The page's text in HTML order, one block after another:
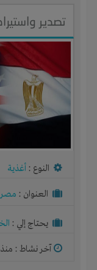
تصدير
النوع : أغذية
العنوان : مصر
يحتاج إلي :
آخر نشاط : منذ 4 سنوات